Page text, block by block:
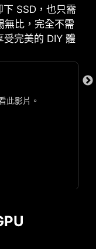
SSD，也只需
無比，完全不需
受完美的 DIY 體
此影片。
絲鎖點須避開的
都有附加保護
機板。
ARGB 風扇
頭也可通過專用
顯示問題根源，
運行。
可瞬間優化您
最佳水平。
佳的 AI 性
器啟用。"